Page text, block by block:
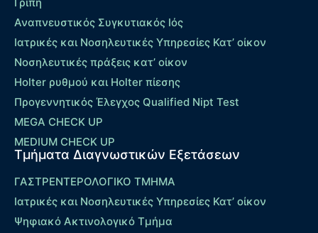
Αναπνευστικός Συγκυτιακός Ιός
Ιατρικές και Νοσηλευτικές Υπηρεσίες Κατ’ οίκον
Νοσηλευτικές πράξεις κατ’ οίκον
Holter ρυθμού και Holter πίεσης
Προγεννητικός Έλεγχος Qualified Nipt Test
MEGA CHECK UP
MEDIUM CHECK UP
Τμήματα Διαγνωστικών Εξετάσεων
ΓΑΣΤΡΕΝΤΕΡΟΛΟΓΙΚΟ ΤΜΗΜΑ
Ιατρικές και Νοσηλευτικές Υπηρεσίες Κατ’ οίκον
Ψηφιακό Ακτινολογικό Τμήμα